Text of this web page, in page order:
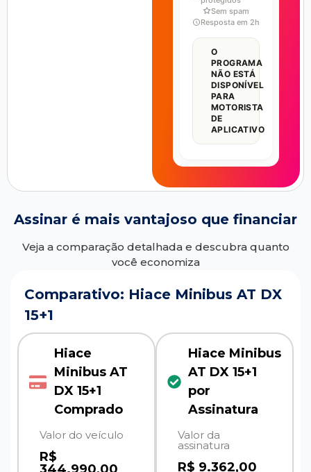
Sem spam
Resposta em 2h
O
PROGRAMA
NÃO ESTÁ
DISPONÍVEL
PARA
MOTORISTA
DE
APLICATIVO
Assinar é mais vantajoso que financiar
Veja a comparação detalhada e descubra quanto
você economiza
Comparativo: Hiace Minibus AT DX
15+1
Hiace
Minibus AT
DX 15+1
Comprado
Valor do veículo
R$
Hiace Minibus
AT DX 15+1
por
Assinatura
Valor da
assinatura
R$ 9.362,00